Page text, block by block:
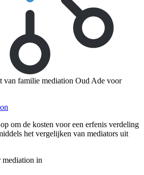
van familie mediation Oud Ade voor
om de kosten voor een erfenis verdeling
het vergelijken van mediators uit
mediation in